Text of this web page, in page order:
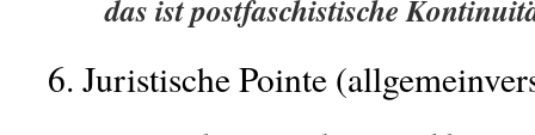
das istpostfaschistische
6. Juristische Pointe